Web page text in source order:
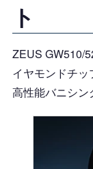
ト
ZEUS GW510/
イヤモンドチ
高性能バニシン